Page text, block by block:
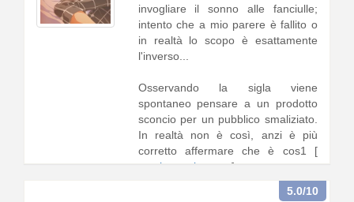
invogliare il sonno alle fanciulle;
intento che a mio parere è fallito o
in realtà lo scopo è esattamente
l'inverso...
Osservando la sigla viene
spontaneo pensare a un prodotto
sconcio per un pubblico smaliziato.
In realtà non è così, anzi è più
corretto affermare che è cos1 [
continua a leggere]
5.0/10